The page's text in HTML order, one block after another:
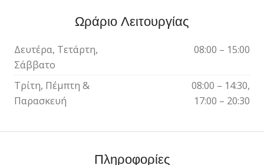
Ωράριο Λειτουργίας
Δευτέρα, Τετάρτη,
Σάββατο
08:00 – 15:00
Τρίτη, Πέμπτη &
Παρασκευή
08:00 – 14:30,
17:00 – 20:30
Πληροφορίες